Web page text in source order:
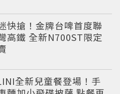
快搶！金牌台啤首度聯
高鐵 全新N700ST限定
全新兒童餐登場！手